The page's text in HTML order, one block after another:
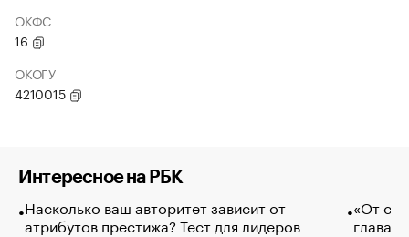
ОКФС
16
ОКОГУ
4210015
Интересное на РБК
Насколько ваш авторитет зависит от
атрибутов престижа? Тест для лидеров
«От
глава